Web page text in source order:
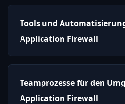
Tools und
Application Firewall
Teamprozesse für den
Application Firewall